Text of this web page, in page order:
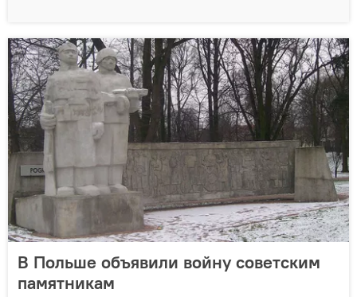
В Польше объявили войну советским
памятникам